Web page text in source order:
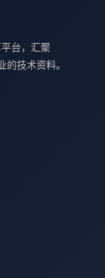
台，汇聚
技术资料。